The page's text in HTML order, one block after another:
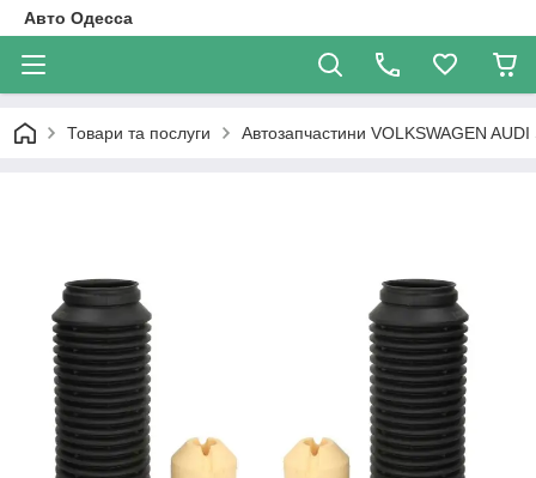
Авто Одесса
Товари та послуги Автозапчастини VOLKSWAGEN AUDI